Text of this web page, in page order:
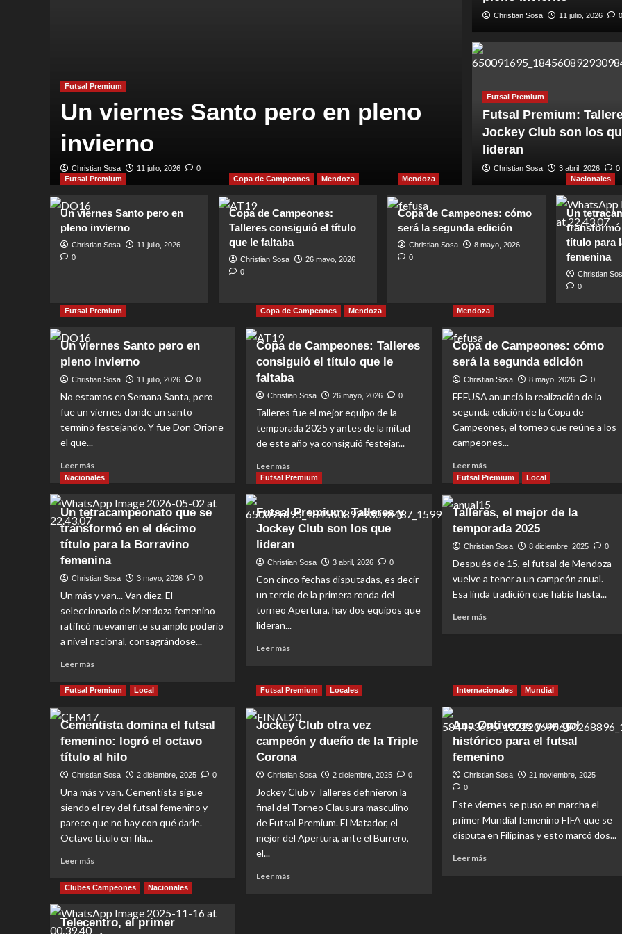
Futsal Premium
Un viernes Santo pero en pleno
invierno
Christian Sosa 11 julio, 2026 0
Copa de
consiguió
Christian Sosa 26 mayo, 2026 0
Christian Sosa 11 julio, 2026 0
Futsal Premium
Futsal Premium:
Jockey Club son los
lideran
Christian Sosa 3 abril, 2026 0
Futsal Premium
Un viernes Santo pero en
pleno invierno
Christian Sosa
11 julio, 2026
0
Copa de Campeones Mendoza
Copa de Campeones:
Talleres consiguió el título
que le faltaba
Christian Sosa
26 mayo, 2026
0
Mendoza
Copa de Campeones: cómo
será la segunda edición
Christian Sosa
8 mayo, 2026
0
Nacionales
Un
título para
femenina
Christian
0
Futsal Premium
Un viernes Santo pero en
pleno invierno
Christian Sosa 11 julio, 2026 0
No estamos en Semana Santa, pero
fue un viernes donde un santo
terminó festejando. Y fue Don Orione
el que...
Leer más
more
Un
viernes
Santo
pero
en
invierno
Copa de Campeones Mendoza
Copa de Campeones: Talleres
consiguió el título que le
faltaba
Christian Sosa 26 mayo, 2026 0
Talleres fue el mejor equipo de la
temporada 2025 y antes de la mitad
de este año ya consiguió festejar...
Leer más
more
de
Campeones:
Talleres
consiguió
título
que
le
Mendoza
Copa de Campeones: cómo
será la segunda edición
Christian Sosa 8 mayo, 2026 0
FEFUSA anunció la realización de la
segunda edición de la Copa de
Campeones, el torneo que reúne a los
campeones...
Leer másRead
more
Copa
de
Campeones:
cómo
la
segunda
edición
Nacionales
Un tetracampeonato que se
transformó en el décimo
título para la Borravino
femenina
Christian Sosa 3 mayo, 2026 0
Un más y van... Van diez. El
seleccionado de Mendoza femenino
ratificó nuevamente su amplo poderío
a nivel nacional, consagrándose...
Leer más
about
tetracampeonato
que
se
transformó
el
décimo
título
para
la
femenina
Futsal Premium
Futsal Premium: Talleres y
Jockey Club son los que
lideran
Christian Sosa 3 abril, 2026 0
Con cinco fechas disputadas, es decir
un tercio de la primera ronda del
torneo Apertura, hay dos equipos que
lideran...
Leer más
Futsal
Premium:
Talleres
y
Jockey
los
que
lideran
Futsal Premium Local
Talleres, el mejor de la
temporada 2025
Christian Sosa 8 diciembre, 2025 0
Después de 15, el futsal de Mendoza
vuelve a tener a un campeón anual.
Esa linda tradición que había hasta...
Leer másRead
de
temporada
2025
Futsal Premium Local
Cementista domina el futsal
femenino: logró el octavo
título al hilo
Christian Sosa 2 diciembre, 2025 0
Una más y van. Cementista sigue
siendo el rey del futsal femenino y
parece que no hay con qué darle.
Octavo título en fila...
Leer más
about
domina
el
Futsal Premium Locales
Jockey Club otra vez
campeón y dueño de la Triple
Corona
Christian Sosa 2 diciembre, 2025 0
Jockey Club y Talleres definieron la
final del Torneo Clausura masculino
de Futsal Premium. El Matador, el
mejor del Apertura, ante el Burrero,
el...
Leer más
Internacionales Mundial
Ana Ontiveros y un gol
histórico para el futsal
femenino
Christian Sosa
21 noviembre, 2025
0
Este viernes se puso en marcha el
primer Mundial femenino FIFA que se
disputa en Filipinas y esto marcó dos...
Leer másRead
Clubes Campeones Nacionales
Telecentro, el primer